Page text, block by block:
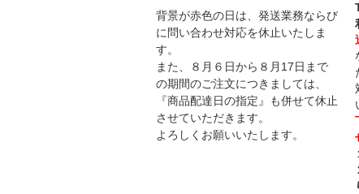
背景が赤色の日は、発送業務ならび
に問い合わせ対応を休止いたしま
す。
また、８月６日から８月17日まで
の期間のご注文につきましては、
『商品配達日の指定』も併せて休止
させていただきます。
よろしくお願いいたします。